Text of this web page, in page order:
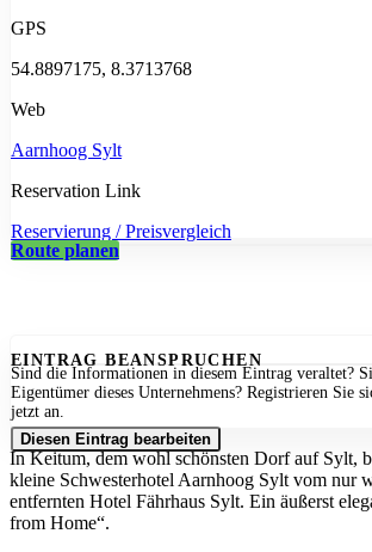
GPS
54.8897175, 8.3713768
Web
Aarnhoog Sylt
Reservation Link
Reservierung / Preisvergleich
Route planen
EINTRAG BEANSPRUCHEN
Sind die Informationen in diesem Eintrag veraltet?
Eigentümer dieses Unternehmens? Registrieren Sie
jetzt an.
Diesen Eintrag bearbeiten
In Keitum, dem wohl schönsten Dorf auf Sylt,
kleine Schwesterhotel Aarnhoog Sylt vom nur
entfernten Hotel Fährhaus Sylt. Ein äußerst
from Home“.